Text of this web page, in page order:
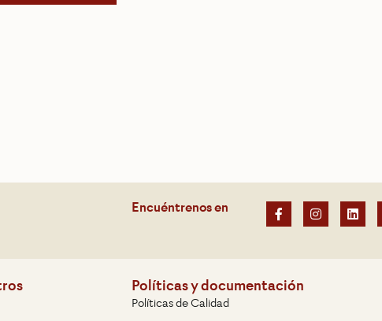
Encuéntrenos en
Políticas y documentación
Políticas de Calidad